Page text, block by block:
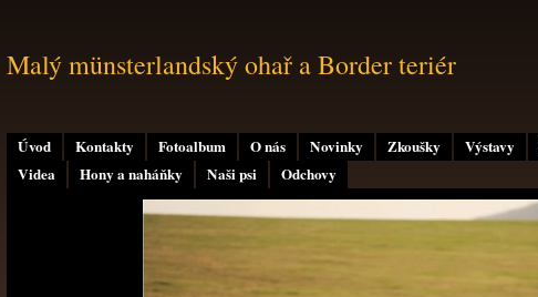
Úvod Kontakty Fotoalbum O nás Novinky Zkoušky Výstavy
Videa
Hony a naháňky Naši psi Odchovy
Malý münsterlandský ohař a Border teriér